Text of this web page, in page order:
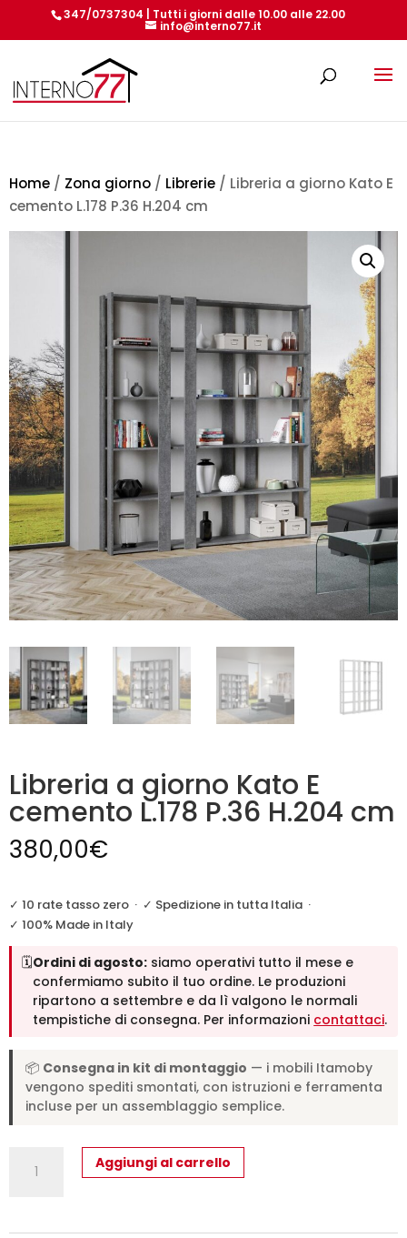
347/0737304 | Tutti i giorni dalle 10.00 alle 22.00
info@interno77.it
Home / Zona giorno / Librerie / Libreria a giorno Kato E
cemento L.178 P.36 H.204 cm
Libreria a giorno Kato E
cemento L.178 P.36 H.204 cm
380,00€
✓ 10 rate tasso zero · ✓ Spedizione in tutta Italia ·
✓ 100% Made in Italy
🗓️Ordini di agosto: siamo operativi tutto il mese e
confermiamo subito il tuo ordine. Le produzioni
ripartono a settembre e da lì valgono le normali
tempistiche di consegna. Per informazioni contattaci.
📦 Consegna in kit di montaggio — i mobili Itamoby
vengono spediti smontati, con istruzioni e ferramenta
incluse per un assemblaggio semplice.
Aggiungi al carrello